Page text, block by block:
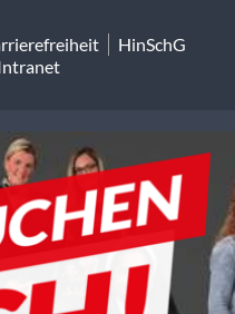
HinSchG